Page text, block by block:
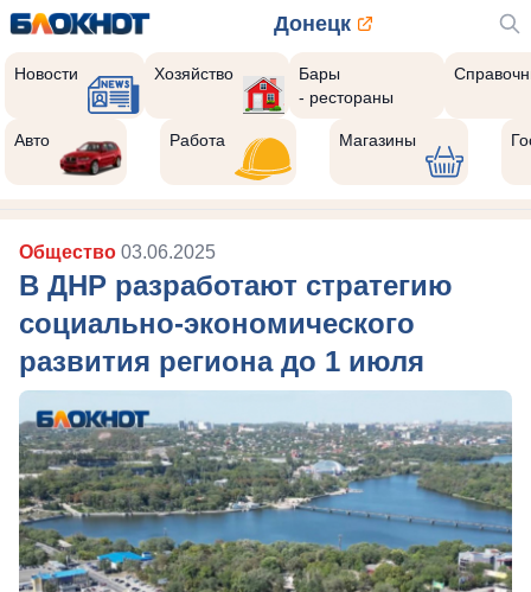
Донецк
Новости Хозяйство
Бары
- рестораны
Авто Работа Магазины
Общество 03.06.2025
В ДНР разработают стратегию
социально-экономического
развития региона до 1 июля